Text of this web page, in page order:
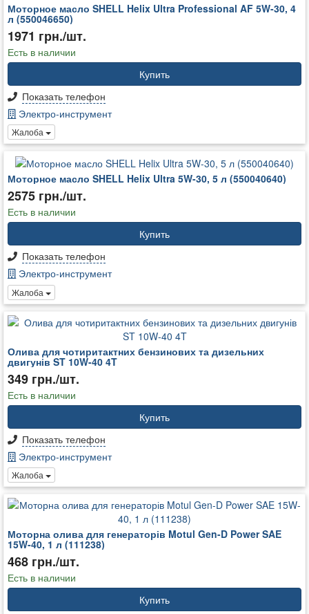
Моторное масло SHELL Helix Ultra Professional AF 5W-30, 4
л (550046650)
1971 грн./шт.
Есть в наличии
Купить
Показать телефон
Электро-инструмент
Жалоба
Моторное масло SHELL Helix Ultra 5W-30, 5 л (550040640)
2575 грн./шт.
Есть в наличии
Купить
Показать телефон
Электро-инструмент
Жалоба
Олива для чотиритактних бензинових та дизельних
двигунів ST 10W-40 4T
349 грн./шт.
Есть в наличии
Купить
Показать телефон
Электро-инструмент
Жалоба
Моторна олива для генераторів Motul Gen-D Power SAE
15W-40, 1 л (111238)
468 грн./шт.
Есть в наличии
Купить